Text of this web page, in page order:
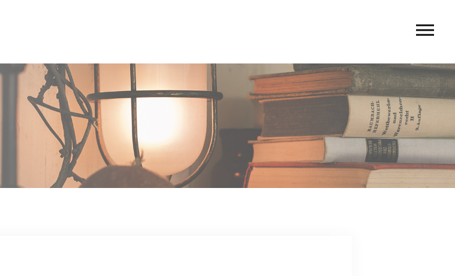
MENU
STAFF〈an rio〉
STAFF〈anrio TIERRA〉